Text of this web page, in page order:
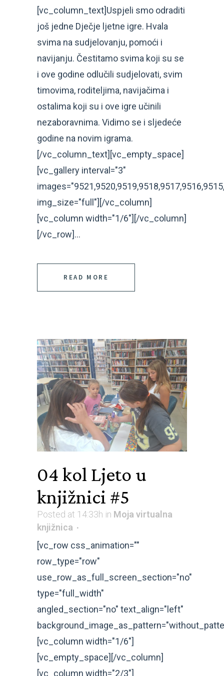
[vc_column_text]Uspjeli smo odraditi
još jedne Dječje ljetne igre. Hvala
svima na sudjelovanju, pomoći i
navijanju. Čestitamo svima koji su se
i ove godine odlučili sudjelovati, svim
timovima, roditeljima, navijačima i
ostalima koji su i ove igre učinili
nezaboravnima. Vidimo se i sljedeće
godine na novim igrama.
[/vc_column_text][vc_empty_space]
[vc_gallery interval="3"
img_size="full"][/vc_column]
[vc_column width="1/6"][/vc_column]
[/vc_row]...
READ MORE
04 kol Ljeto u
knjižnici #5
Posted at 14:33h in Moja virtualna
knjižnica
[vc_row css_animation=""
row_type="row"
use_row_as_full_screen_section="no"
type="full_width"
angled_section="no" text_align="left"
[vc_column width="1/6"]
[vc_empty_space][/vc_column]
[vc_column width="2/3"]